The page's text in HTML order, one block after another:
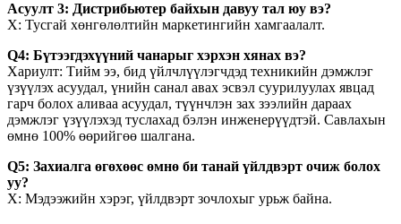
Асуулт 3: Дистрибьютер байхын давуу тал юу вэ?
Х: Тусгай хөнгөлөлтийн маркетингийн хамгаалалт.
Q4: Бүтээгдэхүүний чанарыг хэрхэн хянах вэ?
Хариулт: Тийм ээ, бид үйлчлүүлэгчдэд техникийн дэмжлэг
үзүүлэх асуудал, үнийн санал авах эсвэл суурилуулах явцад
гарч болох аливаа асуудал, түүнчлэн зах зээлийн дараах
дэмжлэг үзүүлэхэд туслахад бэлэн инженерүүдтэй. Савлахын
өмнө 100% өөрийгөө шалгана.
Q5: Захиалга өгөхөөс өмнө би танай үйлдвэрт очиж болох
уу?
Х: Мэдээжийн хэрэг, үйлдвэрт зочлохыг урьж байна.